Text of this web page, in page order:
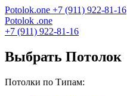
Potolok.one +7 (911) 922-81-16
Potolok .one
+7 (911) 922-81-16
Выбрать Потолок
Потолки по Типам: